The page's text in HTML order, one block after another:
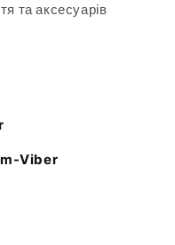
та аксесуарів
Viber